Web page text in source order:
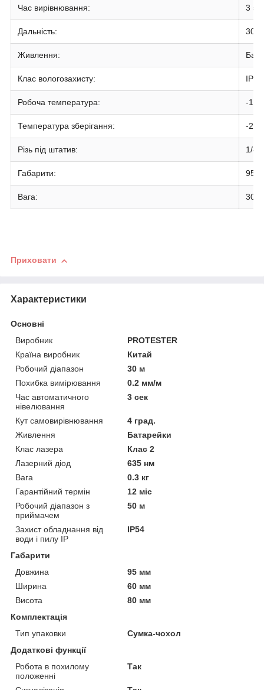
Час вирівнювання: 3 з
Дальність: 30
Живлення:
Клас вологозахисту: IP54
Робоча температура: -
Температура зберігання: -
Різь під штатив: 1/4"
Габарити: 95
Вага: 300
Приховати
Характеристики
Основні
Виробник
PROTESTER
Країна виробник
Китай
Робочий діапазон
30 м
Похибка вимірювання
0.2 мм/м
Час автоматичного
нівелювання
3 сек
Кут самовирівнювання
4 град.
Живлення
Батарейки
Клас лазера
Клас 2
Лазерний діод
635 нм
Вага
0.3 кг
Гарантійний термін
12 міс
Робочий діапазон з
приймачем
50 м
Захист обладнання від
води і пилу IP
IP54
Габарити
Довжина
95 мм
Ширина
60 мм
Висота
80 мм
Комплектація
Тип упаковки
Сумка-чохол
Додаткові функції
Робота в похилому
положенні
Так